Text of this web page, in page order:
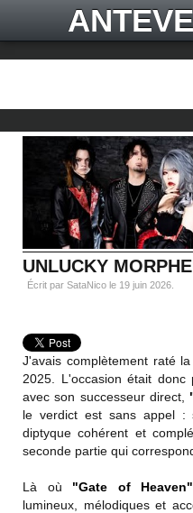
UNLUCKY
Écrit par SataNico le 19 juin 2026
J'avais complètement raté
2025. L'occasion était
avec son successeur direct,
le verdict est sans appel :
diptyque cohérent et
seconde partie qui
Là où "Gate of Heaven"
lumineux, mélodiques et